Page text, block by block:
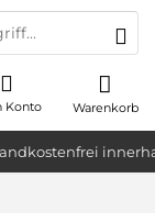
Warenkorb
Konto